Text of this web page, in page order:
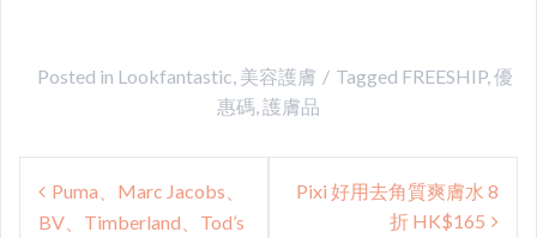
Posted in Lookfantastic, 美容護膚 Tagged FREESHIP,優
惠碼,護膚品
Post
navigation
Puma、Marc Jacobs、
BV、Timberland、Tod’s
Pixi 好用去角質爽膚水 8
折 HK$165